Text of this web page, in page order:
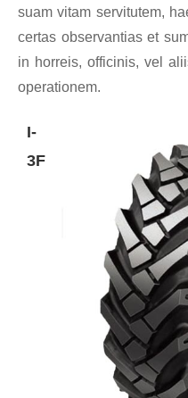
suam vitam servitutem,
certas observantias et
in horreis, officinis, vel
operationem.
I-
3F